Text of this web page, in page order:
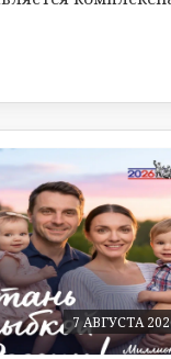
7 АВГУСТА